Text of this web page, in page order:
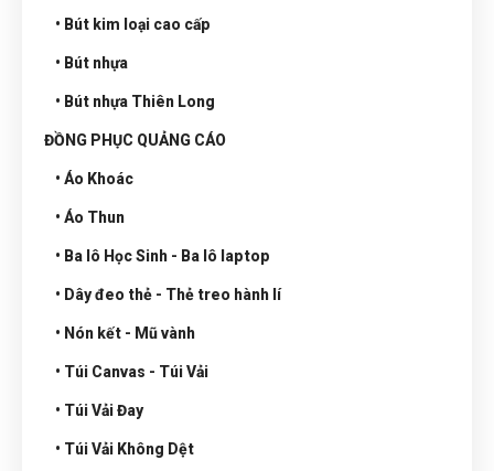
• Bút kim loại cao cấp
• Bút nhựa
• Bút nhựa Thiên Long
ĐỒNG PHỤC QUẢNG CÁO
• Áo Khoác
• Áo Thun
• Ba lô Học Sinh - Ba lô laptop
• Dây đeo thẻ - Thẻ treo hành lí
• Nón kết - Mũ vành
• Túi Canvas - Túi Vải
• Túi Vải Đay
• Túi Vải Không Dệt